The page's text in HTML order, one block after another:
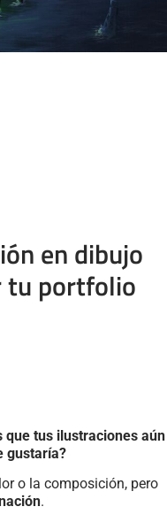
en dibujo
tu portfolio
que tus ilustraciones aún
gustaría?
o la composición, pero
.